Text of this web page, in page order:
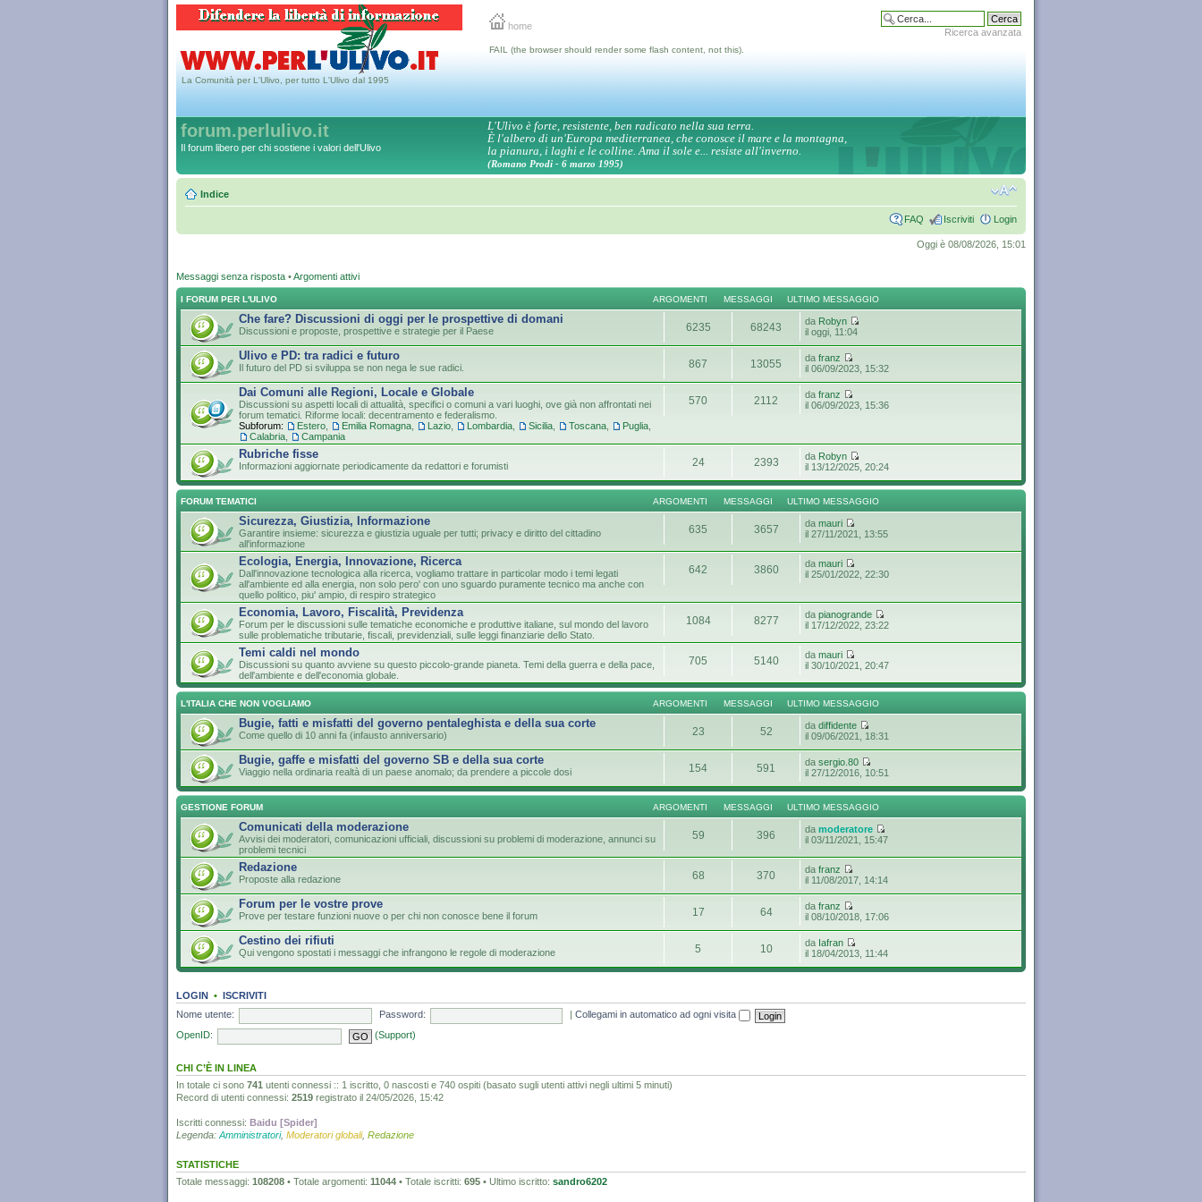
home
Ricerca avanzata
La Comunità per L'Ulivo, per tutto L'Ulivo dal 1995
FAIL (the browser should render some flash content, not this).
forum.perlulivo.it
Il forum libero per chi sostiene i valori dell'Ulivo
L'Ulivo è forte, resistente, ben radicato nella sua terra.
È l'albero di un'Europa mediterranea, che conosce il mare e la montagna,
la pianura, i laghi e le colline. Ama il sole e... resiste all'inverno.
(Romano Prodi - 6 marzo 1995)
Indice
FAQ Iscriviti Login
Oggi è 08/08/2026, 15:01
Messaggi senza risposta •Argomenti attivi
I FORUM PER L'ULIVO ARGOMENTI MESSAGGI ULTIMO MESSAGGIO
Che fare? Discussioni di oggi per le prospettive di domani
Discussioni e proposte, prospettive e strategie per il Paese 6235 68243 da Robyn
il oggi, 11:04
Ulivo e PD: tra radici e futuro
Il futuro del PD si sviluppa se non nega le sue radici. 867 13055 dafranz
il 06/09/2023, 15:32
Dai Comuni alle Regioni, Locale e Globale
Discussioni su aspetti locali di attualità, specifici o comuni a vari luoghi, ove già non affrontati nei
forum tematici. Riforme locali: decentramento e federalismo.
Subforum:
Estero Emilia Romagna Lazio Lombardia Sicilia Toscana Puglia
Calabria
Campania
570 2112 dafranz
il 06/09/2023, 15:36
Rubriche fisse
Informazioni aggiornate periodicamente da redattori e forumisti 24 2393 da Robyn
il 13/12/2025, 20:24
FORUM TEMATICI ARGOMENTI MESSAGGI ULTIMO MESSAGGIO
Sicurezza, Giustizia, Informazione
Garantire insieme: sicurezza e giustizia uguale per tutti; privacy e diritto del cittadino
all'informazione
635 3657 damauri
il 27/11/2021, 13:55
Ecologia, Energia, Innovazione, Ricerca
Dall'innovazione tecnologica alla ricerca, vogliamo trattare in particolar modo i temi legati
all'ambiente ed alla energia, non solo pero' con uno sguardo puramente tecnico ma anche con
quello politico, piu' ampio, di respiro strategico
642 3860 damauri
il 25/01/2022, 22:30
Economia, Lavoro, Fiscalità, Previdenza
Forum per le discussioni sulle tematiche economiche e produttive italiane, sul mondo del lavoro
sulle problematiche tributarie, fiscali, previdenziali, sulle leggi finanziarie dello Stato.
1084 8277 dapianogrande
il 17/12/2022, 23:22
Temi caldi nel mondo
Discussioni su quanto avviene su questo piccolo-grande pianeta. Temi della guerra e della pace,
dell'ambiente e dell'economia globale.
705 5140 damauri
il 30/10/2021, 20:47
L'ITALIA CHE NON VOGLIAMO ARGOMENTI MESSAGGI ULTIMO MESSAGGIO
Bugie, fatti e misfatti del governo pentaleghista e della sua corte
Come quello di 10 anni fa (infausto anniversario) 23 52 dadiffidente
il 09/06/2021, 18:31
Bugie, gaffe e misfatti del governo SB e della sua corte
Viaggio nella ordinaria realtà di un paese anomalo; da prendere a piccole dosi 154 591 dasergio.80
il 27/12/2016, 10:51
GESTIONE FORUM ARGOMENTI MESSAGGI ULTIMO MESSAGGIO
Comunicati della moderazione
Avvisi dei moderatori, comunicazioni ufficiali, discussioni su problemi di moderazione, annunci su
problemi tecnici
59 396 damoderatore
il 03/11/2021, 15:47
Redazione
Proposte alla redazione 68 370 dafranz
il 11/08/2017, 14:14
Forum per le vostre prove
Prove per testare funzioni nuove o per chi non conosce bene il forum 17 64 dafranz
il 08/10/2018, 17:06
Cestino dei rifiuti
Qui vengono spostati i messaggi che infrangono le regole di moderazione 5 10 da Iafran
il 18/04/2013, 11:44
LOGIN • ISCRIVITI
Nome utente:
Password:
Collegami in automatico ad ogni visita
OpenID:
(Support)
CHI C’È IN LINEA
In totale ci sono 741 utenti connessi :: 1 iscritto, 0 nascosti e 740 ospiti (basato sugli utenti attivi negli ultimi 5 minuti)
Record di utenti connessi: 2519 registrato il 24/05/2026, 15:42
Iscritti connessi: Baidu [Spider]
Legenda: Amministratori, Moderatori globali, Redazione
STATISTICHE
Totale messaggi: 108208 • Totale argomenti: 11044 • Totale iscritti: 695 • Ultimo iscritto: sandro6202